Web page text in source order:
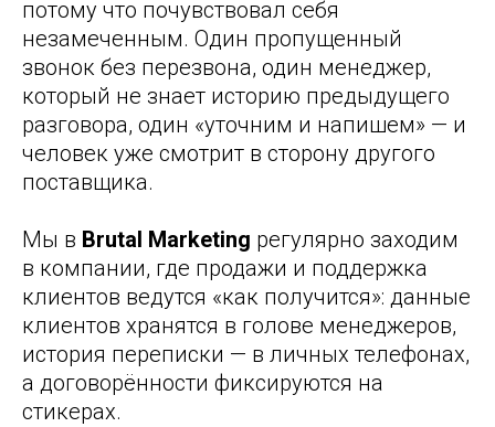
потому что почувствовал себя
незамеченным. Один пропущенный
звонок без перезвона, один менеджер,
который не знает историю предыдущего
разговора, один «уточним и напишем» — и
человек уже смотрит в сторону другого
поставщика.
Мы в Brutal Marketing регулярно заходим
в компании, где продажи и поддержка
клиентов ведутся «как получится»: данные
клиентов хранятся в голове менеджеров,
история переписки — в личных телефонах,
а договорённости фиксируются на
стикерах.